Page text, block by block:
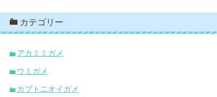
カテゴリー
アカミミガメ
ウミガメ
カブトニオイガメ